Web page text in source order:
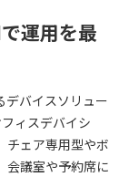
運用を最
デバイスソリュー
ィスデバイシ
チェア専用型やボ
会議室や予約席に